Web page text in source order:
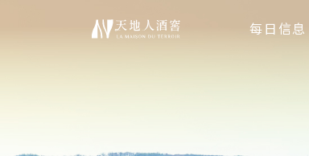
每日信息